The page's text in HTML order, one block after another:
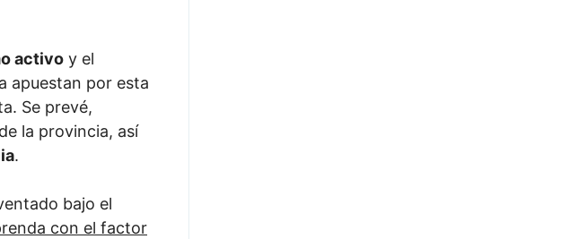
activo y el
apuestan por esta
Se prevé,
la provincia, así
.
bajo el
con el factor